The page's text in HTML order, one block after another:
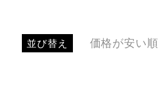
並び替え 価格が安い順